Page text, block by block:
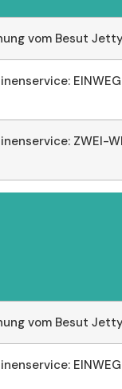
vom Besut
EINWEG
ZWEI-
vom Besut
EINWEG